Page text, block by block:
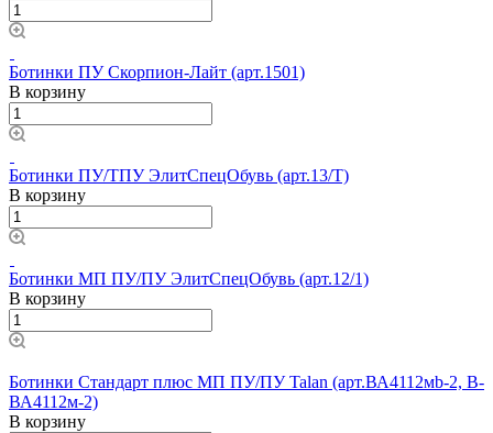
Ботинки ПУ Скорпион-Лайт (арт.1501)
В корзину
Ботинки ПУ/ТПУ ЭлитСпецОбувь (арт.13/Т)
В корзину
Ботинки МП ПУ/ПУ ЭлитСпецОбувь (арт.12/1)
В корзину
Ботинки Стандарт плюс МП ПУ/ПУ Talan (арт.ВА4112мb-2, В-
ВА4112м-2)
В корзину